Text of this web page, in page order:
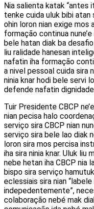
Nia salienta katak “antes
tenke cuida uluk bibi atan
ohin loron nian exige mos
formação continua
bele hatan diak ba
liu ralidade hanesan
nafatin iha formação
a nivel pessoal cuida sira
ninia knar hodi bele servi
defende nafatin dignidade
Tuir Presidente CBCP
nian pecisa halo
serviço sira CBCP nian
serviço sira bele lao diak
loron sira mos percisa
iha sira ninia knar. Uluk liu
nebe hetan iha CBCP nia
bispo sira serviço
eclessiais sira nian
indepedentemente”,
colaboração nebé mak